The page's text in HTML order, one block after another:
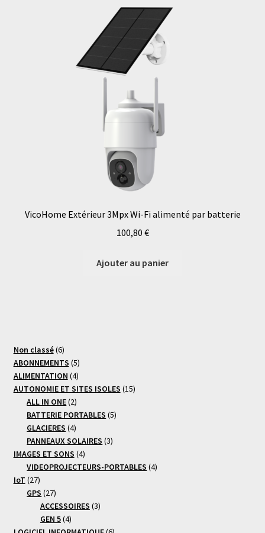
VicoHome Extérieur 3Mpx Wi-Fi alimenté par batterie
100,80 €
Ajouter au panier
Non classé 66
produits
ABONNEMENTS 55
produits
ALIMENTATION 44
produits
AUTONOMIE ET SITES ISOLES 1515
ALL IN ONE 22
produits
BATTERIE PORTABLES 55
GLACIERES 44
produits
PANNEAUX SOLAIRES 33
IMAGES ET SONS 44
produits
VIDEOPROJECTEURS-PORTABLES 44
IoT 2727
produits
GPS 2727
produits
ACCESSOIRES 33
GEN 5 44